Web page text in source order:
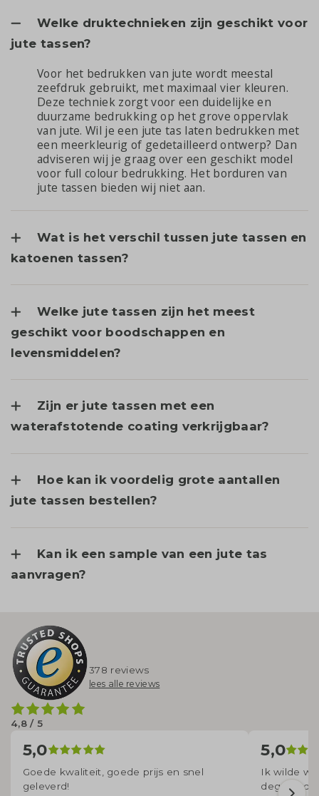
Welke druktechnieken zijn geschikt voor
jute tassen?
Voor het bedrukken van jute wordt meestal
zeefdruk gebruikt, met maximaal vier kleuren.
Deze techniek zorgt voor een duidelijke en
duurzame bedrukking op het grove oppervlak
van jute. Wil je een jute tas laten bedrukken met
een meerkleurig of gedetailleerd ontwerp? Dan
adviseren wij je graag over een geschikt model
voor full colour bedrukking. Het borduren van
jute tassen bieden wij niet aan.
Wat is het verschil tussen jute tassen en
katoenen tassen?
Welke jute tassen zijn het meest
geschikt voor boodschappen en
levensmiddelen?
Zijn er jute tassen met een
waterafstotende coating verkrijgbaar?
Hoe kan ik voordelig grote aantallen
jute tassen bestellen?
Kan ik een sample van een jute tas
aanvragen?
4,8 / 5
378 reviews
lees alle reviews
5,0
Goede kwaliteit, goede prijs en snel
geleverd!
5,0
Ik wilde
degene